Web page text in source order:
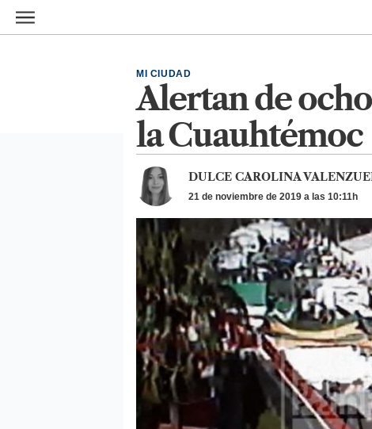
Ir al contenido principal
Alertan de
la Cuauhtémoc
MI CIUDAD
DULCE CAROLINA
21 de noviembre de 2019 a las 10:11h